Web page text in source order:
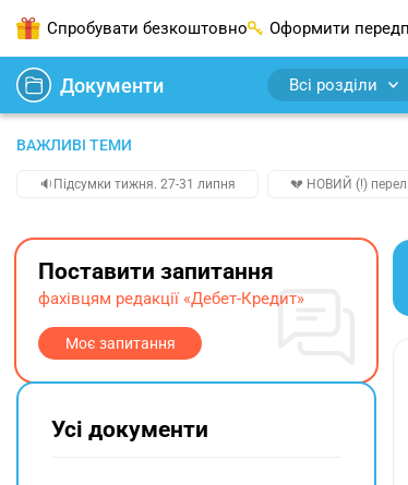
Спробувати безкоштовно Оформити
Документи Всі розділи
ВАЖЛИВІ ТЕМИ
🔉Підсумки тижня. 27-31 липня 💔 НОВИЙ (!)
Поставити запитання
фахівцям редакції «Дебет-Кредит»
Моє запитання
Усі документи